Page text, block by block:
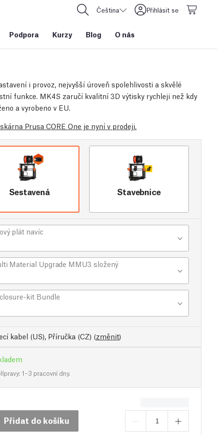
Čeština Přihlásit se
Podpora Kurzy Blog O nás
i provoz, nejvyšší úroveň spolehlivosti a skvělé
funkce. MK4S zaručí kvalitní 3D výtisky rychleji než kdy
a vyrobeno v EU.
Prusa CORE One je nyní v prodeji.
Sestavená Stavebnice
plát navíc
Material Upgrade MMU3 složený
kit Bundle
kabel (US), Příručka (CZ) (změnit)
1–3 pracovní dny.
Přidat do košíku